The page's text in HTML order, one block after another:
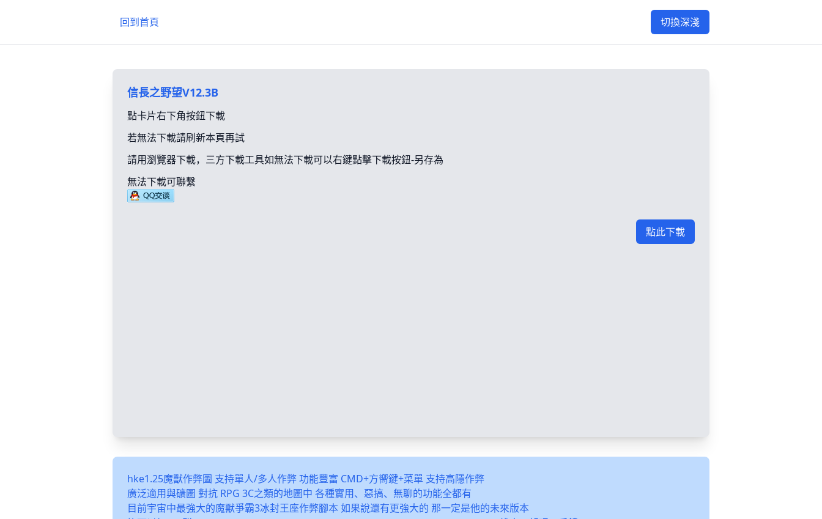
回到首頁 切換深淺
信長之野望V12.3B
點卡片右下角按鈕下載
若無法下載請刷新本頁再試
請用瀏覽器下載，三方下載工具如無法下載可以右鍵點擊下載按鈕-另存為
無法下載可聯繫
點此下載
hke1.25魔獸作弊圖 支持單人/多人作弊 功能豐富 CMD+方嚮鍵+菜單 支持高隱作弊
廣泛適用與礦圖 對抗 RPG 3C之類的地圖中 各種實用、惡搞、無聊的功能全都有
目前宇宙中最強大的魔獸爭霸3冰封王座作弊腳本 如果說還有更強大的 那一定是他的未來版本